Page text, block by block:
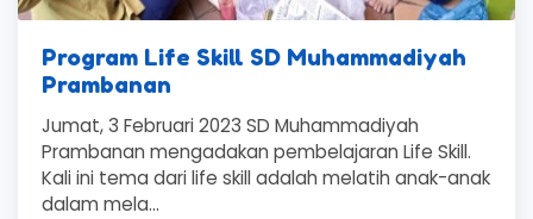
Program Life Skill SD Muhammadiyah
Prambanan
Jumat, 3 Februari 2023 SD Muhammadiyah
Prambanan mengadakan pembelajaran Life Skill.
Kali ini tema dari life skill adalah melatih anak-anak
dalam mela...